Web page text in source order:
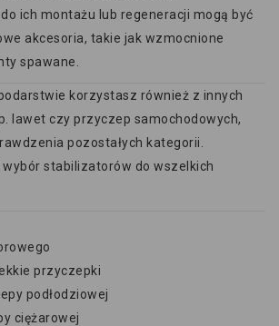
ich montażu lub regeneracji mogą być
akcesoria, takie jak wzmocnione
spawane.
korzystasz również z innych
lawet czy przyczep samochodowych,
pozostałych kategorii.
stabilizatorów do wszelkich
przyczepki
podłodziowej
ciężarowej